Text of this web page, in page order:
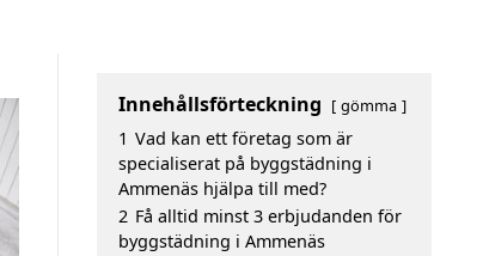
Innehållsförteckning gömma
1 Vad kan ett företag som är
specialiserat på byggstädning i
Ammenäs hjälpa till med?
2 Få alltid minst 3 erbjudanden för
byggstädning i Ammenäs